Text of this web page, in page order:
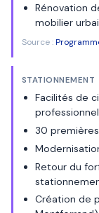
Rénovation
mobilier
Source :
STATIONNEMENT
Facilités de
30
Retour du
Création de